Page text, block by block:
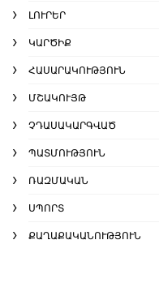
ԼՈՒՐԵՐ
ԿԱՐԾԻՔ
ՀԱՍԱՐԱԿՈՒԹՅՈՒՆ
ՄՇԱԿՈՒՅԹ
ՉԴԱՍԱԿԱՐԳՎԱԾ
ՊԱՏՄՈՒԹՅՈՒՆ
ՌԱԶՄԱԿԱՆ
ՍՊՈՐՏ
ՔԱՂԱՔԱԿԱՆՈՒԹՅՈՒՆ